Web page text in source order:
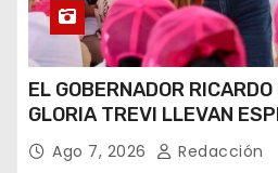
EL GOBERNADOR
GLORIA TREVI LLEVAN
Ago 7, 2026 Redacción